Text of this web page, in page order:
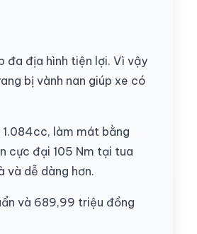
đa địa hình tiện lợi. Vì vậy
bị vành nan giúp xe có
làm mát bằng
cực đại 105 Nm tại tua
và dễ dàng hơn.
và 689,99 triệu đồng